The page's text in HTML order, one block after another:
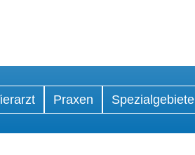
Praxen Spezialgebiete